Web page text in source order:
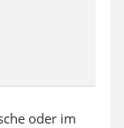
oder im